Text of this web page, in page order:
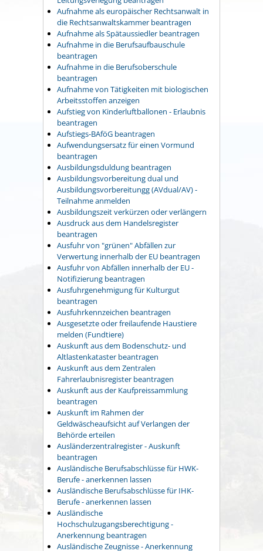
Aufnahme als europäischer Rechtsanwalt in
die Rechtsanwaltskammer beantragen
Aufnahme als Spätaussiedler beantragen
Aufnahme in die Berufsaufbauschule
beantragen
Aufnahme in die Berufsoberschule
beantragen
Aufnahme von Tätigkeiten mit biologischen
Arbeitsstoffen anzeigen
Aufstieg von Kinderluftballonen - Erlaubnis
beantragen
Aufstiegs-BAföG beantragen
Aufwendungsersatz für einen Vormund
beantragen
Ausbildungsduldung beantragen
Ausbildungsvorbereitung dual und
Ausbildungsvorbereitungg (AVdual/AV) -
Teilnahme anmelden
Ausbildungszeit verkürzen oder verlängern
Ausdruck aus dem Handelsregister
beantragen
Ausfuhr von "grünen" Abfällen zur
Verwertung innerhalb der EU beantragen
Ausfuhr von Abfällen innerhalb der EU -
Notifizierung beantragen
Ausfuhrgenehmigung für Kulturgut
beantragen
Ausfuhrkennzeichen beantragen
Ausgesetzte oder freilaufende Haustiere
melden (Fundtiere)
Auskunft aus dem Bodenschutz- und
Altlastenkataster beantragen
Auskunft aus dem Zentralen
Fahrerlaubnisregister beantragen
Auskunft aus der Kaufpreissammlung
beantragen
Auskunft im Rahmen der
Geldwäscheaufsicht auf Verlangen der
Behörde erteilen
Ausländerzentralregister - Auskunft
beantragen
Ausländische Berufsabschlüsse für HWK-
Berufe - anerkennen lassen
Ausländische Berufsabschlüsse für IHK-
Berufe - anerkennen lassen
Ausländische
Hochschulzugangsberechtigung -
Anerkennung beantragen
Ausländische Zeugnisse - Anerkennung